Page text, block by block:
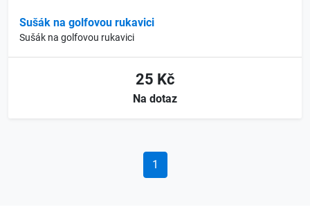
Sušák na golfovou rukavici
Sušák na golfovou rukavici
25 Kč
Na dotaz
1